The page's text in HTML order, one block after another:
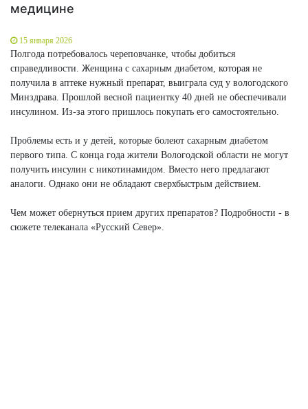
медицине
15 января 2026
Полгода потребовалось череповчанке, чтобы добиться
справедливости. Женщина с сахарным диабетом, которая не
получила в аптеке нужный препарат, выиграла суд у вологодского
Минздрава. Прошлой весной пациентку 40 дней не обеспечивали
инсулином. Из-за этого пришлось покупать его самостоятельно.
Проблемы есть и у детей, которые болеют сахарным диабетом
первого типа. С конца года жители Вологодской области не могут
получить инсулин с никотинамидом. Вместо него предлагают
аналоги. Однако они не обладают сверхбыстрым действием.
Чем может обернуться прием других препаратов? Подробности - в
сюжете телеканала «Русский Север».